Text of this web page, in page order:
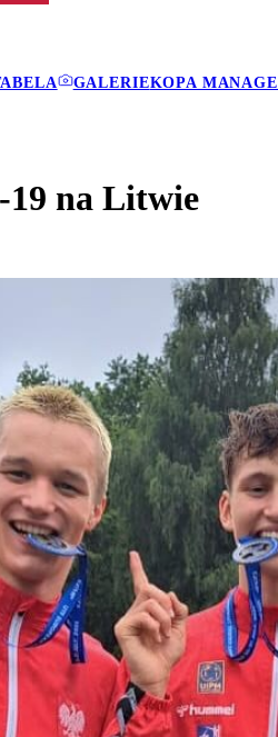
GALERIEKOPA
19 na Litwie